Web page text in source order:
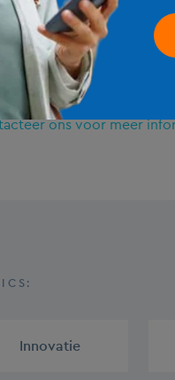
groeten
Bastiaensen
ons voor meer
Innovatie